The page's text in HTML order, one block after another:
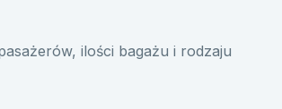
ilości bagażu i rodzaju